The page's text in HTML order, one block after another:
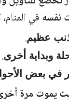
نفسهفي
عظيم.
وبداية أخرى.
بعض
يموت مرة